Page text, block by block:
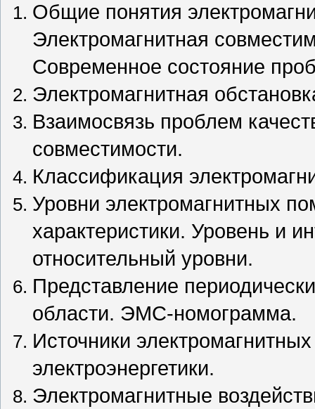
Общие понятия
Электромагнитная
Современное состояние
Электромагнитная
Взаимосвязь проблем
совместимости.
Классификация
Уровни электромагнитных
характеристики. Уровень и
относительный уровни.
Представление
области. ЭМС-номограмма.
Источники
электроэнергетики.
Электромагнитные